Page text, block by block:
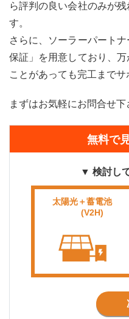
ら評判の良い会社のみが
す。
さらに、ソーラーパート
保証」を用意しており、
ことがあっても完工までサ
まずはお気軽にお問合せ下
無料で
▼ 検討し
太陽光＋蓄電池
(V2H)